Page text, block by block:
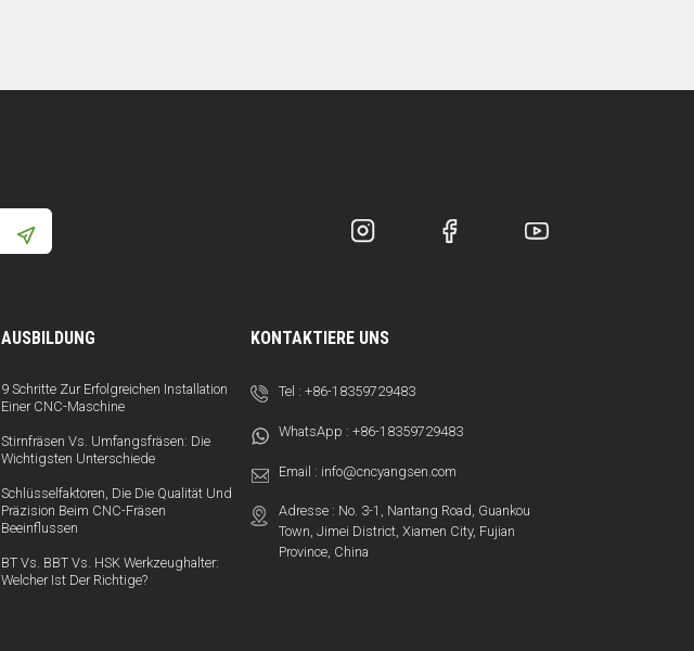
AUSBILDUNG
9 Schritte Zur Erfolgreichen Installation
Einer CNC-Maschine
Stirnfräsen Vs. Umfangsfräsen: Die
Wichtigsten Unterschiede
Schlüsselfaktoren, Die Die Qualität Und
Präzision Beim CNC-Fräsen
Beeinflussen
BT Vs. BBT Vs. HSK Werkzeughalter:
Welcher Ist Der Richtige?
KONTAKTIERE UNS
Tel :+86-18359729483
WhatsApp :+86-18359729483
Email : info@cncyangsen.com
Adresse : No. 3-1, Nantang Road, Guankou
Town, Jimei District, Xiamen City, Fujian
Province, China